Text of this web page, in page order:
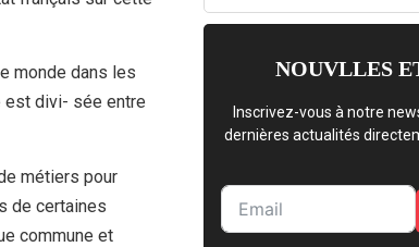
monde dans les
est divi- sée entre
métiers pour
de certaines
commune et
NOUVLLES
Inscrivez-vous à notre
dernières actualités